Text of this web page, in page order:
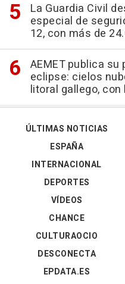
La Guardia Civil
especial de
12, con más de
AEMET publica
eclipse: cielos
litoral gallego,
ÚLTIMAS NOTICIAS
ESPAÑA
INTERNACIONAL
DEPORTES
VÍDEOS
CHANCE
CULTURAOCIO
DESCONECTA
EPDATA.ES